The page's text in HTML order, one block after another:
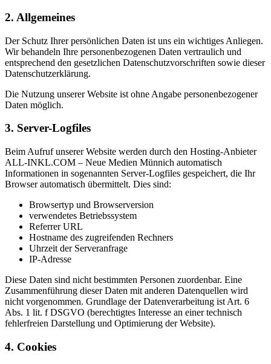
2. Allgemeines
Der Schutz Ihrer persönlichen Daten ist uns ein wichtiges Anliegen.
Wir behandeln Ihre personenbezogenen Daten vertraulich und
entsprechend den gesetzlichen Datenschutzvorschriften sowie dieser
Datenschutzerklärung.
Die Nutzung unserer Website ist ohne Angabe personenbezogener
Daten möglich.
3. Server-Logfiles
Beim Aufruf unserer Website werden durch den Hosting-Anbieter
ALL-INKL.COM – Neue Medien Münnich automatisch
Informationen in sogenannten Server-Logfiles gespeichert, die Ihr
Browser automatisch übermittelt. Dies sind:
Browsertyp und Browserversion
verwendetes Betriebssystem
Referrer URL
Hostname des zugreifenden Rechners
Uhrzeit der Serveranfrage
IP-Adresse
Diese Daten sind nicht bestimmten Personen zuordenbar. Eine
Zusammenführung dieser Daten mit anderen Datenquellen wird
nicht vorgenommen. Grundlage der Datenverarbeitung ist Art. 6
Abs. 1 lit. f DSGVO (berechtigtes Interesse an einer technisch
fehlerfreien Darstellung und Optimierung der Website).
4. Cookies